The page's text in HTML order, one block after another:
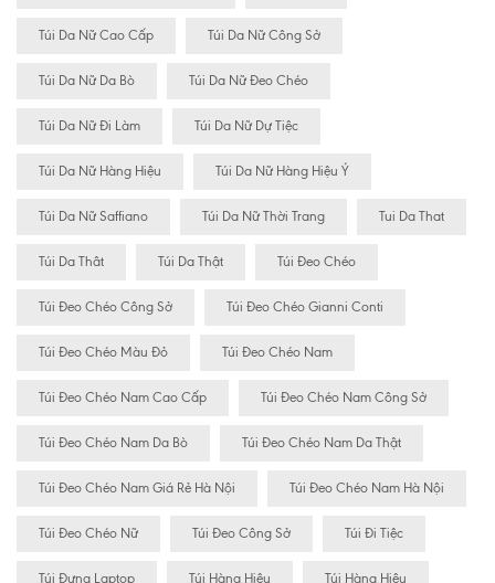
Túi Da Nữ Cao Cấp Túi Da Nữ Công Sở
Túi Da Nữ Da Bò Túi Da Nữ Đeo Chéo
Túi Da Nữ Đi Làm Túi Da Nữ Dự Tiệc
Túi Da Nữ Hàng Hiệu Túi Da Nữ Hàng Hiệu Ý
Túi Da Nữ Saffiano Túi Da Nữ Thời Trang Tui Da That
Túi Da Thât Túi Da Thật Túi Đeo Chéo
Túi Đeo Chéo Công Sở Túi Đeo Chéo Gianni Conti
Túi Đeo Chéo Màu Đỏ Túi Đeo Chéo Nam
Túi Đeo Chéo Nam Cao Cấp Túi Đeo Chéo Nam Công Sở
Túi Đeo Chéo Nam Da Bò Túi Đeo Chéo Nam Da Thật
Túi Đeo Chéo Nam Giá Rẻ Hà Nội Túi Đeo Chéo Nam Hà Nội
Túi Đeo Chéo Nữ Túi Đeo Công Sở Túi Đi Tiệc
Túi Đựng Laptop Túi Hàng Hiêu Túi Hàng Hiệu